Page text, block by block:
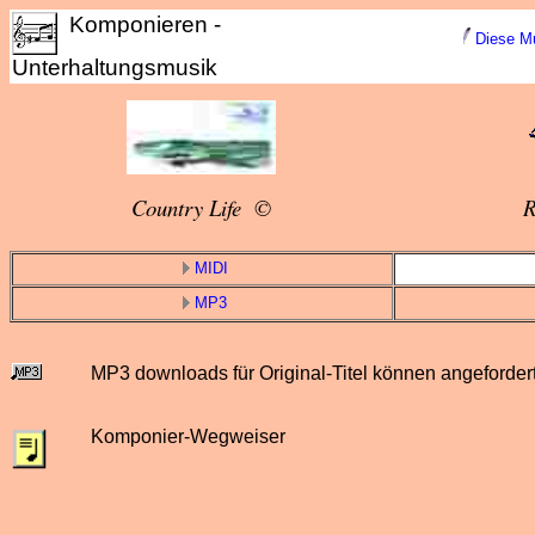
Komponieren -
Unterhaltungsmusik
Diese
Country Life ©
MIDI
MP3
MP3 downloads für Original-Titel können
Komponier-Wegweiser